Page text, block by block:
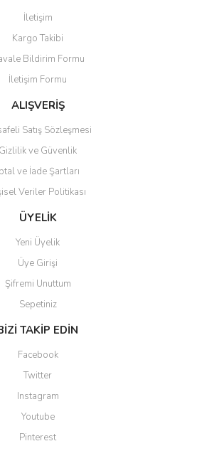
Yorum Yaz
veya görüntülenemiyor.
eksik bilgiler bulunuyor.
bulunuyor.
daha pahalı.
alternatifler olmalı.
Gönder
İletişim
Kargo Takibi
Bildirim Formu
İletişim Formu
ALIŞVERİŞ
Satış Sözleşmesi
Gizlilik ve Güvenlik
ve İade Şartları
Veriler Politikası
ÜYELİK
Yeni Üyelik
Üye Girişi
Şifremi Unuttum
Sepetiniz
TAKİP EDİN
Facebook
Twitter
Instagram
Youtube
Pinterest